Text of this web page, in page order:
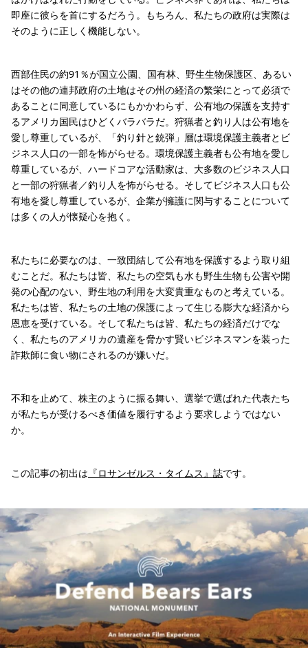
即座に彼らを首にするだろう。もちろん、私たちの政府は実際は
そのように正しく機能しない。
西部住民の約91％が国立公園、国有林、野生生物保護区、あるい
はその他の連邦政府の土地はその州の経済の繁栄にとって必須で
あることに同意しているにもかかわらず、公有地の保護を支持す
るアメリカ国民はひどくバラバラだ。狩猟者と釣り人は公有地を
愛し尊重しているが、「釣り針と銃弾」層は環境保護主義者とビ
ジネス人口の一部を怖がらせる。環境保護主義者も公有地を愛し
尊重しているが、ハードコアな活動家は、大多数のビジネス人口
と一部の狩猟者／釣り人を怖がらせる。そしてビジネス人口も公
有地を愛し尊重しているが、企業が擁護に関与することについて
は多くの人が懐疑心を抱く。
私たちに必要なのは、一致団結して公有地を保護するよう取り組
むことだ。私たちは皆、私たちの空気も水も野生生物も公害や開
発の心配のない、野生地の利用を大変貴重なものと考えている。
私たちは皆、私たちの土地の保護によって生じる膨大な経済から
恩恵を受けている。そして私たちは皆、私たちの経済だけでな
く、私たちのアメリカの遺産を脅かす賢いビジネスマンを装った
詐欺師に食い物にされるのが嫌いだ。
不和を止めて、株主のように振る舞い、選挙で選ばれた代表たち
が私たちが受けるべき価値を履行するよう要求しようではない
か。
この記事の初出は 『ロサンゼルス・タイムス』誌です。